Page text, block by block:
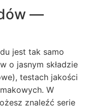
—
jest tak samo
o jasnym składzie
testach jakości
W
znaleźć serie